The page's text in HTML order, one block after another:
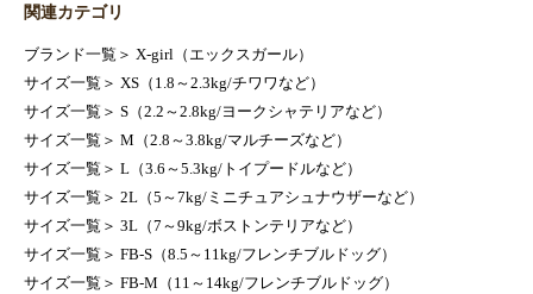
関連カテゴリ
ブランド一覧 ＞ X-girl（エックスガール）
サイズ一覧 ＞ XS（1.8～2.3kg/チワワなど）
サイズ一覧 ＞ S（2.2～2.8kg/ヨークシャテリアなど）
サイズ一覧 ＞ M（2.8～3.8kg/マルチーズなど）
サイズ一覧 ＞ L（3.6～5.3kg/トイプードルなど）
サイズ一覧 ＞ 2L（5～7kg/ミニチュアシュナウザーなど）
サイズ一覧 ＞ 3L（7～9kg/ボストンテリアなど）
サイズ一覧 ＞ FB-S（8.5～11kg/フレンチブルドッグ）
サイズ一覧 ＞ FB-M（11～14kg/フレンチブルドッグ）